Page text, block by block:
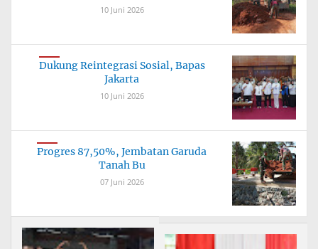
10 Juni 2026
Dukung Reintegrasi Sosial, Bapas
Jakarta
10 Juni 2026
Progres 87,50%, Jembatan Garuda
Tanah Bu
07 Juni 2026